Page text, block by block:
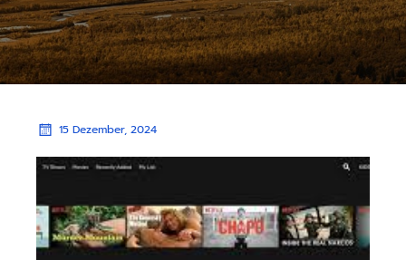
15 Dezember, 2024